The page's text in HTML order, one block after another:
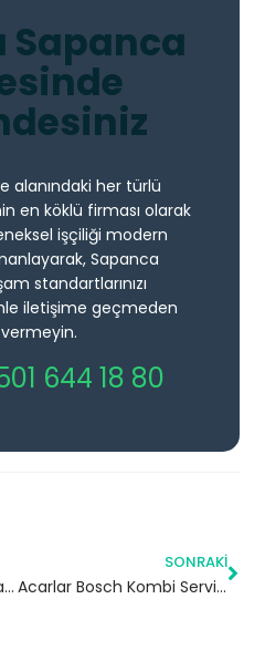
Sapanca
alanındaki her türlü
en köklü firması olarak
işçiliği modern
Sapanca
standartlarınızı
iletişime geçmeden
644 18 80
Bahçelievler Beko Buzdolabı Servisi
SONRAKI
Acarlar Bosch Kombi Servisi – Beykoz Yetkili Servis